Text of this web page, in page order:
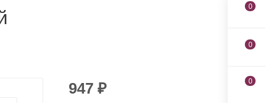
947 ₽
0
0
0